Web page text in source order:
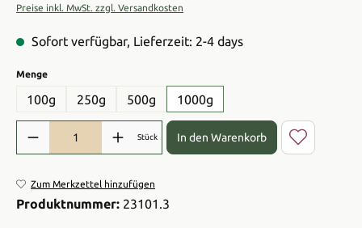
Preise inkl. MwSt. zzgl. Versandkosten
Sofort verfügbar, Lieferzeit: 2-4 days
Mengeauswählen
100g 250g 500g 1000g
Produkt Anzahl: Gib den gewünschten Wert ein oder benutze die
Stück In den Warenkorb
Zum Merkzettel hinzufügen
Produktnummer: 23101.3